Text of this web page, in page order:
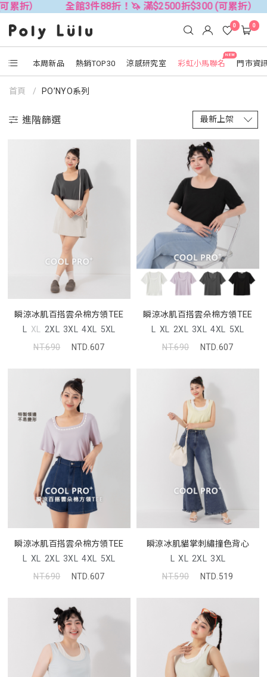
館3件88折！🦄 滿$2500折$300 (可累折） 全館3件88
本周新品 熱銷TOP30 涼感研究室
NEW
彩虹小馬聯名 門市資
0 0
首頁 PO’NYO系列
進階篩選
瞬涼冰肌百搭雲朵棉方領TEE
L XL 2XL 3XL 4XL 5XL
NT.690
NTD.607
瞬涼冰肌百搭雲朵棉方領TEE
L XL 2XL 3XL 4XL 5XL
NT.690
NTD.607
瞬涼冰肌百搭雲朵棉方領TEE
L XL 2XL 3XL 4XL 5XL
NT.690
NTD.607
瞬涼冰肌貓掌刺繡撞色背心
L XL 2XL 3XL
NT.590
NTD.519